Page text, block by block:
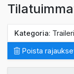
Kategoria:
Poista